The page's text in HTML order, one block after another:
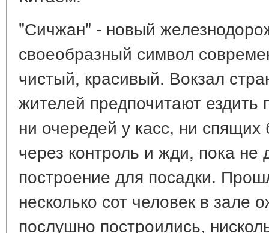
"Сичжан" - новый
своеобразный символ
чистый, красивый. Вокзал
жителей предпочитают
ни очередей у касс, ни
через контроль и жди, пока не
построение для посадки.
несколько сот человек в зале
послушно построились,